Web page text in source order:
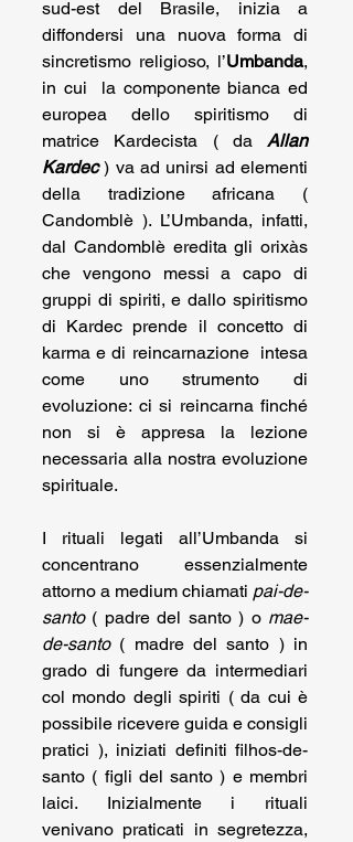
sud-est del Brasile, inizia a
diffondersi una nuova forma di
sincretismo religioso, l’Umbanda,
in cui  la componente bianca ed
europea dello spiritismo di
matrice Kardecista ( da Allan
Kardec ) va ad unirsi ad elementi
della tradizione africana (
Candomblè ). L’Umbanda, infatti,
dal Candomblè eredita gli orixàs
che vengono messi a capo di
gruppi di spiriti, e dallo spiritismo
di Kardec prende il concetto di
karma e di reincarnazione  intesa
come uno strumento di
evoluzione: ci si reincarna finché
non si è appresa la lezione
necessaria alla nostra evoluzione
spirituale.
I rituali legati all’Umbanda si
concentrano essenzialmente
attorno a medium chiamati pai-de-
santo ( padre del santo ) o mae-
de-santo ( madre del santo ) in
grado di fungere da intermediari
col mondo degli spiriti ( da cui è
possibile ricevere guida e consigli
pratici ), iniziati definiti filhos-de-
santo ( figli del santo ) e membri
laici. Inizialmente i rituali
venivano praticati in segretezza,